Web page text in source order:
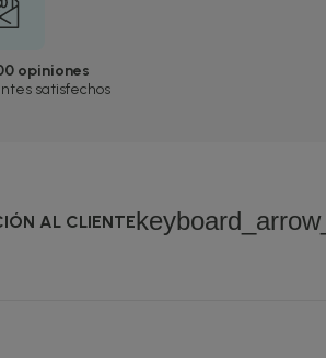
opiniones
satisfechos
AL CLIENTE